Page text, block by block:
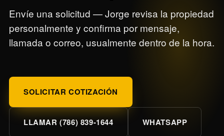
Envíe una solicitud — Jorge revisa la propiedad
personalmente y confirma por mensaje,
llamada o correo, usualmente dentro de la hora.
SOLICITAR COTIZACIÓN
LLAMAR (786) 839-1644 WHATSAPP